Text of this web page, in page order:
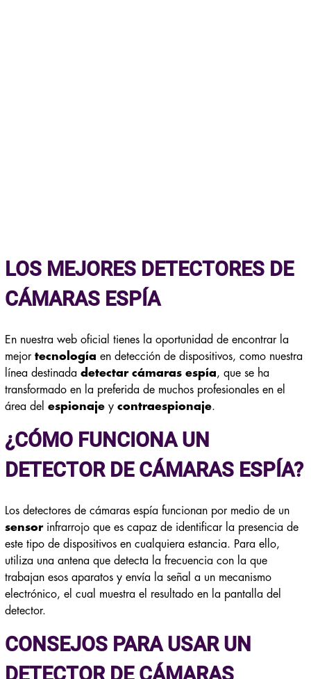
LOS MEJORES DETECTORES DE
CÁMARAS ESPÍA
En nuestra web oficial tienes la oportunidad de encontrar la
mejor tecnología en detección de dispositivos, como nuestra
línea destinada detectar cámaras espía, que se ha
transformado en la preferida de muchos profesionales en el
área del espionaje y contraespionaje.
¿CÓMO FUNCIONA UN
DETECTOR DE CÁMARAS ESPÍA?
Los detectores de cámaras espía funcionan por medio de un
sensor infrarrojo que es capaz de identificar la presencia de
este tipo de dispositivos en cualquiera estancia. Para ello,
utiliza una antena que detecta la frecuencia con la que
trabajan esos aparatos y envía la señal a un mecanismo
electrónico, el cual muestra el resultado en la pantalla del
detector.
CONSEJOS PARA USAR UN
DETECTOR DE CÁMARAS